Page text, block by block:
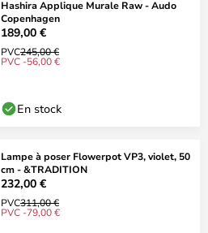
Hashira Applique Murale Raw - Audo
Copenhagen
189,00 €
PVC245,00 €
PVC -56,00 €
En stock
Lampe à poser Flowerpot VP3, violet, 50
cm - &TRADITION
232,00 €
PVC311,00 €
PVC -79,00 €